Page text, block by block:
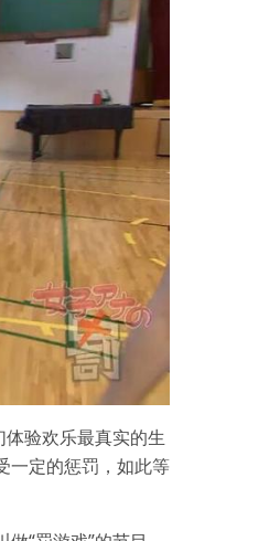
验欢乐最真实的生
一定的惩罚，如此等